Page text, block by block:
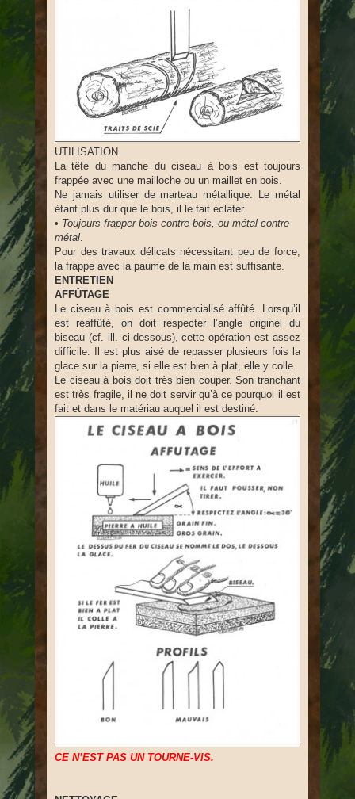
UTILISATION
La tête du manche du ciseau à bois est toujours
frappée avec une mailloche ou un maillet en bois.
Ne jamais utiliser de marteau métallique. Le métal
étant plus dur que le bois, il le fait éclater.
• Toujours frapper bois contre bois, ou métal contre
métal
Pour des travaux délicats nécessitant peu de force,
la frappe avec la paume de la main est suffisante.
ENTRETIEN
AFFÛTAGE
Le ciseau à bois est commercialisé affûté. Lorsqu’il
est réaffûté, on doit respecter l’angle originel du
biseau (cf. ill. ci-dessous), cette opération est assez
difficile. Il est plus aisé de repasser plusieurs fois la
glace sur la pierre, si elle est bien à plat, elle y colle.
Le ciseau à bois doit très bien couper. Son tranchant
est très fragile, il ne doit servir qu’à ce pourquoi il est
fait et dans le matériau auquel il est destiné.
CE N’EST PAS UN TOURNE-VIS.